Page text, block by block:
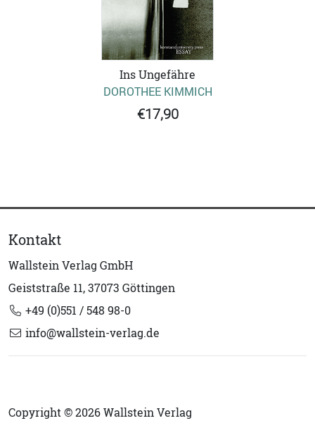
Ins Ungefähre
DOROTHEE KIMMICH
€17,90
Kontakt
Wallstein Verlag GmbH
Geiststraße 11, 37073 Göttingen
+49 (0)551 / 548 98-0
info@wallstein-verlag.de
Copyright © 2026 Wallstein Verlag